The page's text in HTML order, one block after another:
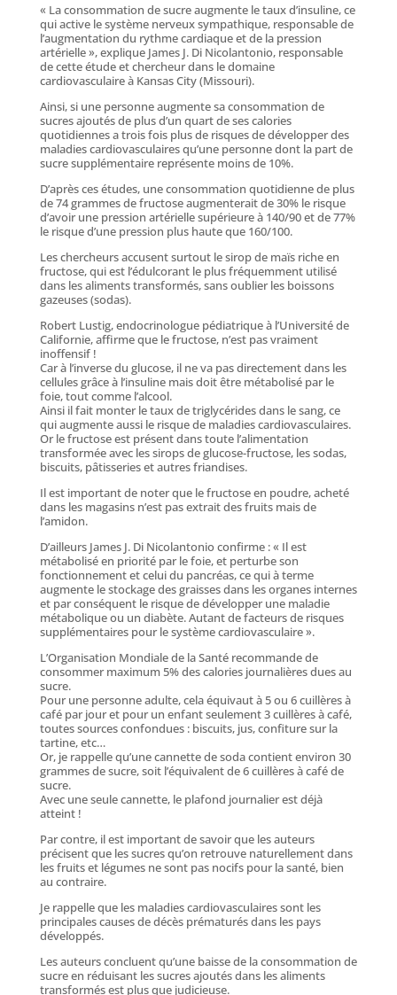
« La consommation de sucre augmente le taux d’insuline, ce
qui active le système nerveux sympathique, responsable de
l’augmentation du rythme cardiaque et de la pression
artérielle », explique James J. Di Nicolantonio, responsable
de cette étude et chercheur dans le domaine
cardiovasculaire à Kansas City (Missouri).
Ainsi, si une personne augmente sa consommation de
sucres ajoutés de plus d’un quart de ses calories
quotidiennes a trois fois plus de risques de développer des
maladies cardiovasculaires qu’une personne dont la part de
sucre supplémentaire représente moins de 10%.
D’après ces études, une consommation quotidienne de plus
de 74 grammes de fructose augmenterait de 30% le risque
d’avoir une pression artérielle supérieure à 140/90 et de 77%
le risque d’une pression plus haute que 160/100.
Les chercheurs accusent surtout le sirop de maïs riche en
fructose, qui est l’édulcorant le plus fréquemment utilisé
dans les aliments transformés, sans oublier les boissons
gazeuses (sodas).
Robert Lustig, endocrinologue pédiatrique à l’Université de
Californie, affirme que le fructose, n’est pas vraiment
inoffensif !
Car à l’inverse du glucose, il ne va pas directement dans les
cellules grâce à l’insuline mais doit être métabolisé par le
foie, tout comme l’alcool.
Ainsi il fait monter le taux de triglycérides dans le sang, ce
qui augmente aussi le risque de maladies cardiovasculaires.
Or le fructose est présent dans toute l’alimentation
transformée avec les sirops de glucose-fructose, les sodas,
biscuits, pâtisseries et autres friandises.
Il est important de noter que le fructose en poudre, acheté
dans les magasins n’est pas extrait des fruits mais de
l’amidon.
D’ailleurs James J. Di Nicolantonio confirme : « Il est
métabolisé en priorité par le foie, et perturbe son
fonctionnement et celui du pancréas, ce qui à terme
augmente le stockage des graisses dans les organes internes
et par conséquent le risque de développer une maladie
métabolique ou un diabète. Autant de facteurs de risques
supplémentaires pour le système cardiovasculaire ».
L’Organisation Mondiale de la Santé recommande de
consommer maximum 5% des calories journalières dues au
sucre.
Pour une personne adulte, cela équivaut à 5 ou 6 cuillères à
café par jour et pour un enfant seulement 3 cuillères à café,
toutes sources confondues : biscuits, jus, confiture sur la
tartine, etc…
Or, je rappelle qu’une cannette de soda contient environ 30
grammes de sucre, soit l’équivalent de 6 cuillères à café de
sucre.
Avec une seule cannette, le plafond journalier est déjà
atteint !
Par contre, il est important de savoir que les auteurs
précisent que les sucres qu’on retrouve naturellement dans
les fruits et légumes ne sont pas nocifs pour la santé, bien
au contraire.
Je rappelle que les maladies cardiovasculaires sont les
principales causes de décès prématurés dans les pays
développés.
Les auteurs concluent qu’une baisse de la consommation de
sucre en réduisant les sucres ajoutés dans les aliments
transformés est plus que judicieuse.